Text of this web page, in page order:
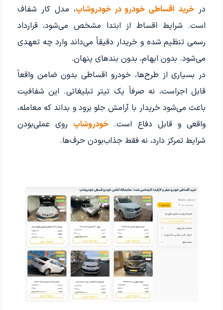
در خرید اقساطی خودرو در خودروشاپ، مدل کار شفاف
است. شرایط اقساط از ابتدا مشخص می‌شود، قرارداد
رسمی تنظیم شده و خریدار دقیقاً می‌داند وارد چه تعهدی
می‌شود. بدون ابهام، بدون بندهای پنهان.
در بسیاری از طرح‌ها، خودرو اقساطی بدون ضامن واقعاً
قابل اجراست، نه صرفاً یک تیتر تبلیغاتی. این شفافیت
باعث می‌شود خریدار با آرامش جلو برود و بداند که معامله،
واقعی و قابل دفاع است. خودروشاپ روی عملی‌بودن
شرایط تمرکز دارد، نه فقط جذاب‌بودن حرف‌ها.